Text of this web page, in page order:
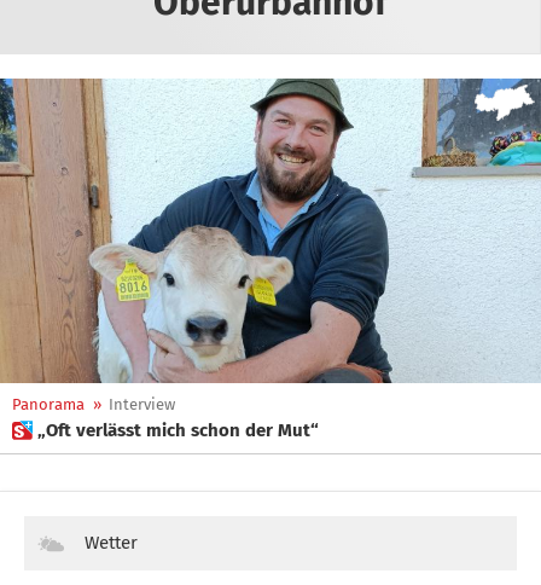
Panorama » Interview
 „Oft verlässt mich schon der Mut“
Wetter